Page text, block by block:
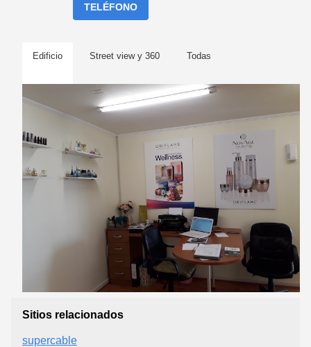
TELÉFONO
Edificio Street view y 360 Todas
Sitios relacionados
supercable